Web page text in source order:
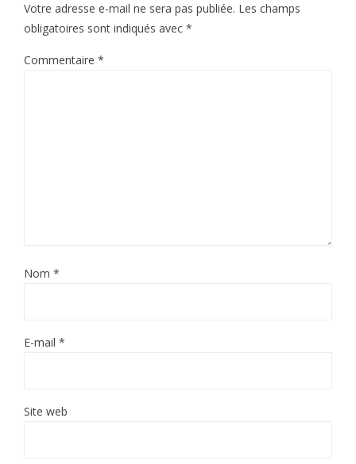
Votre adresse e-mail ne sera pas publiée. Les champs
obligatoires sont indiqués avec *
Commentaire *
Nom *
E-mail *
Site web